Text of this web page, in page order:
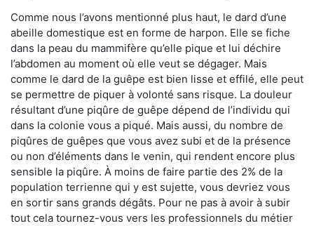
Comme nous l’avons mentionné plus haut, le dard d’une
abeille domestique est en forme de harpon. Elle se fiche
dans la peau du mammifère qu’elle pique et lui déchire
l’abdomen au moment où elle veut se dégager. Mais
comme le dard de la guêpe est bien lisse et effilé, elle peut
se permettre de piquer à volonté sans risque. La douleur
résultant d’une piqûre de guêpe dépend de l’individu qui
dans la colonie vous a piqué. Mais aussi, du nombre de
piqûres de guêpes que vous avez subi et de la présence
ou non d’éléments dans le venin, qui rendent encore plus
sensible la piqûre. À moins de faire partie des 2% de la
population terrienne qui y est sujette, vous devriez vous
en sortir sans grands dégâts. Pour ne pas à avoir à subir
tout cela tournez-vous vers les professionnels du métier